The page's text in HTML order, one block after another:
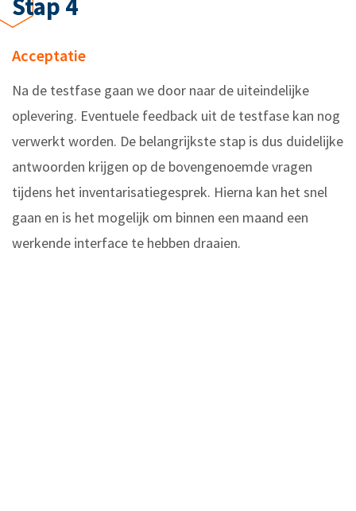
Stap 4
Acceptatie
Na de testfase gaan we door naar de uiteindelijke
oplevering. Eventuele feedback uit de testfase kan nog
verwerkt worden. De belangrijkste stap is dus duidelijke
antwoorden krijgen op de bovengenoemde vragen
tijdens het inventarisatiegesprek. Hierna kan het snel
gaan en is het mogelijk om binnen een maand een
werkende interface te hebben draaien.